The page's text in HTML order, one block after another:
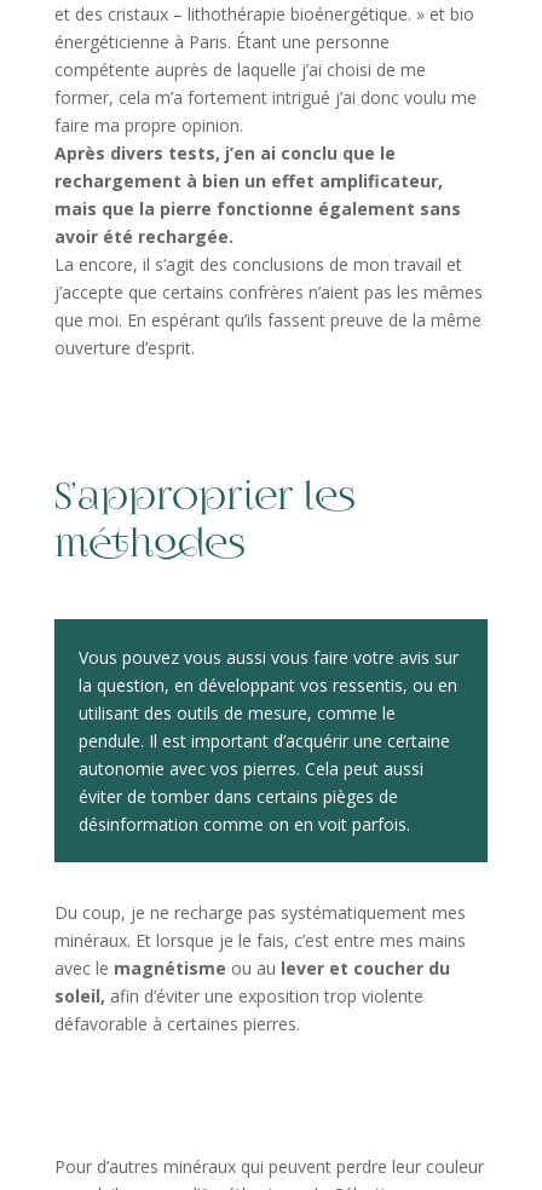
et des cristaux – lithothérapie bioénergétique. » et bio
énergéticienne à Paris. Étant une personne
compétente auprès de laquelle j’ai choisi de me
former, cela m’a fortement intrigué j’ai donc voulu me
faire ma propre opinion.
Après divers tests, j’en ai conclu que le
rechargement à bien un effet amplificateur,
mais que la pierre fonctionne également sans
avoir été rechargée.
La encore, il s’agit des conclusions de mon travail et
j’accepte que certains confrères n’aient pas les mêmes
que moi. En espérant qu’ils fassent preuve de la même
ouverture d’esprit.
S’approprier les
méthodes
Vous pouvez vous aussi vous faire votre avis sur
la question, en développant vos ressentis, ou en
utilisant des outils de mesure, comme le
pendule. Il est important d’acquérir une certaine
autonomie avec vos pierres. Cela peut aussi
éviter de tomber dans certains pièges de
désinformation comme on en voit parfois.
Du coup, je ne recharge pas systématiquement mes
minéraux. Et lorsque je le fais, c’est entre mes mains
avec le magnétisme ou au lever et coucher du
soleil, afin d’éviter une exposition trop violente
défavorable à certaines pierres.
Pour d’autres minéraux qui peuvent perdre leur couleur